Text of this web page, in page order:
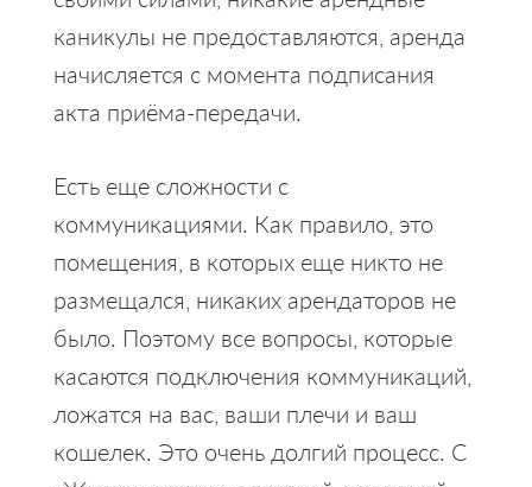
каникулы не предоставляются, аренда
начисляется с момента подписания
акта приёма-передачи.
Есть еще сложности с
коммуникациями. Как правило, это
помещения, в которых еще никто не
размещался, никаких арендаторов не
было. Поэтому все вопросы, которые
касаются подключения коммуникаций,
ложатся на вас, ваши плечи и ваш
кошелек. Это очень долгий процесс. С